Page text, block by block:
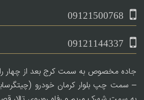
09121500768
09121144337
جاده مخصوص به سمت کرج بعد از چهار
– سمت چپ بلوار کرمان خودرو